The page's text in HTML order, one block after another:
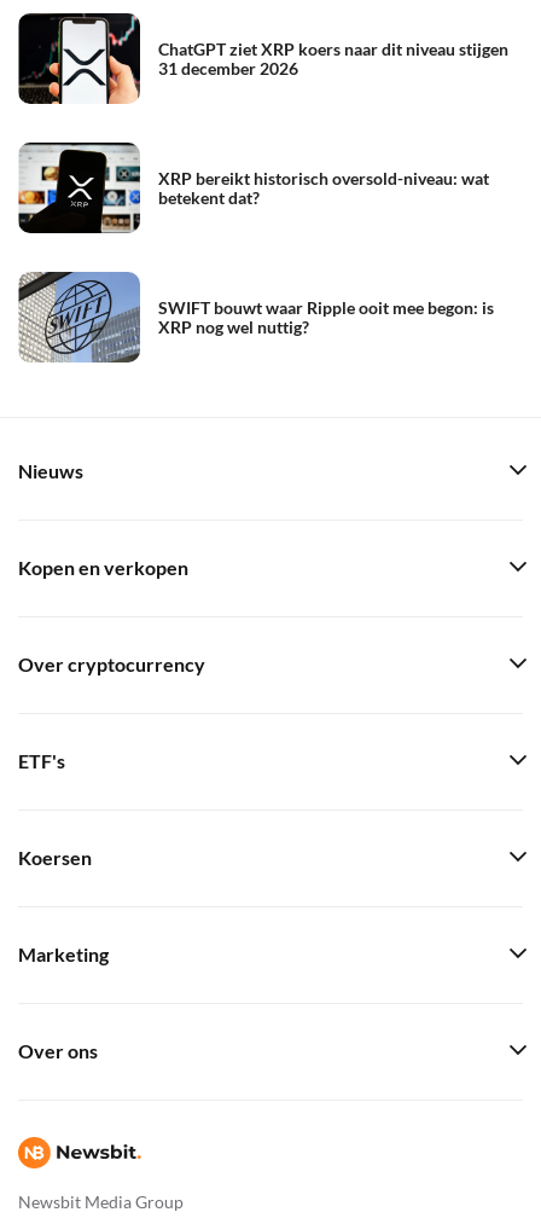
ChatGPT ziet XRP koers naar dit niveau stijgen
31 december 2026
XRP bereikt historisch oversold-niveau: wat
betekent dat?
SWIFT bouwt waar Ripple ooit mee begon: is
XRP nog wel nuttig?
Newsbit Media Group
Nieuws
Kopen en verkopen
Over cryptocurrency
ETF's
Koersen
Marketing
Over ons